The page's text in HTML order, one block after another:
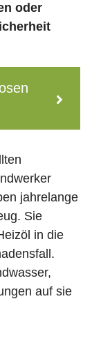
oder
jahrelange
Sie
in die
auf sie